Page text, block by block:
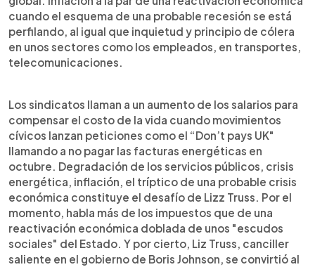
cuando el esquema de una probable recesión se está
perfilando, al igual que inquietud y principio de cólera
en unos sectores como los empleados, en transportes,
telecomunicaciones.
Los sindicatos llaman a un aumento de los salarios para
compensar el costo de la vida cuando movimientos
cívicos lanzan peticiones como el “Don’t pays UK"
llamando a no pagar las facturas energéticas en
octubre. Degradación de los servicios públicos, crisis
energética, inflación, el tríptico de una probable crisis
económica constituye el desafío de Lizz Truss. Por el
momento, habla más de los impuestos que de una
reactivación económica doblada de unos "escudos
sociales" del Estado. Y por cierto, Liz Truss, canciller
saliente en el gobierno de Boris Johnson, se convirtió al